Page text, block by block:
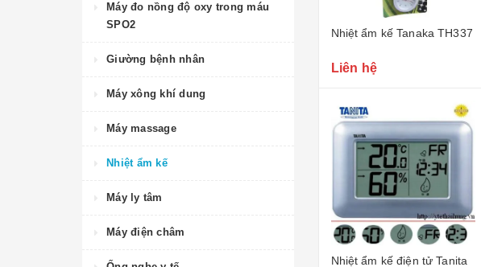
Nhiệt ẩm kế Tanaka TH337
Liên hệ
Nhiệt ẩm kế điện tử Tanita
Máy đo nồng độ oxy trong máu
SPO2
Giường bệnh nhân
Máy xông khí dung
Máy massage
Nhiệt ẩm kế
Máy ly tâm
Máy điện châm